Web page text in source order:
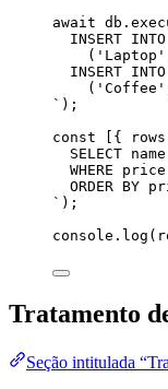
await db .
INSERT
INSERT
` );
const [{
rows
SELECT
WHERE
ORDER BY
` );
console . log (
Tratamento
Seção intitulada